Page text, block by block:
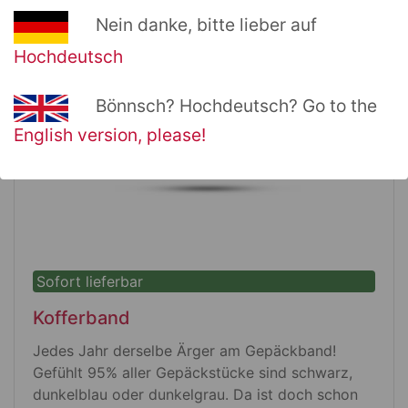
Nein danke, bitte lieber auf
Hochdeutsch
Bönnsch? Hochdeutsch? Go to the
English version, please!
Ø 80 mm
Sofort lieferbar
Kofferband
Jedes Jahr derselbe Ärger am Gepäckband!
Gefühlt 95% aller Gepäckstücke sind schwarz,
dunkelblau oder dunkelgrau. Da ist doch schon